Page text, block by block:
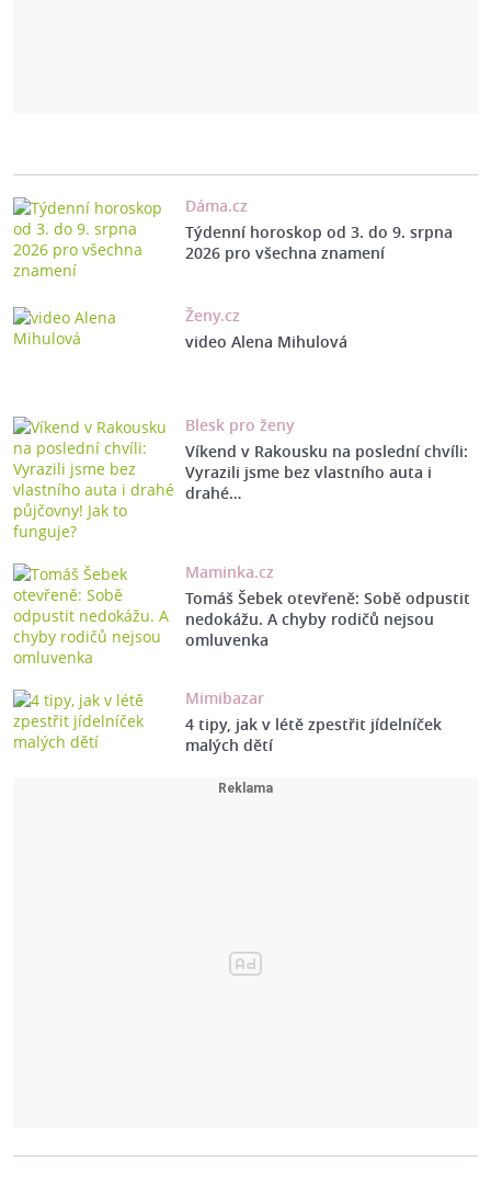
Dáma.cz
Týdenní horoskop od 3. do 9. srpna
2026 pro všechna znamení
Ženy.cz
video Alena Mihulová
Blesk pro ženy
Víkend v Rakousku na poslední chvíli:
Vyrazili jsme bez vlastního auta i
drahé…
Maminka.cz
Tomáš Šebek otevřeně: Sobě odpustit
nedokážu. A chyby rodičů nejsou
omluvenka
Mimibazar
4 tipy, jak v létě zpestřit jídelníček
malých dětí